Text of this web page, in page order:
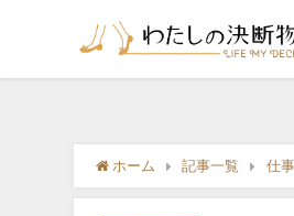
ホーム 記事一覧 仕